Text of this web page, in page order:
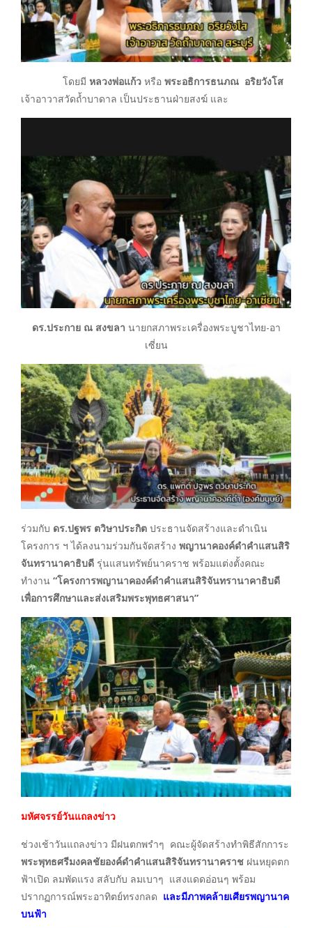
โดยมี หลวงพ่อแก้ว หรือ พระอธิการธนภณ อริยวังโส
เจ้าอาวาสวัดถ้ำบาดาล เป็นประธานฝ่ายสงฆ์ และ
ดร.ประกาย ณ สงขลา นายกสภาพระเครื่องพระบูชาไทย-อา
เซี่ยน
ร่วมกับ ดร.ปฐพร ตวิษาประกิต ประธานจัดสร้างและดำเนิน
โครงการ ฯ ได้ลงนามร่วมกันจัดสร้าง พญานาคองค์ดำคำแสนสิริ
จันทรานาคาธิบดี รุ่นแสนทรัพย์นาคราช พร้อมแต่งตั้งคณะ
ทำงาน “โครงการพญานาคองค์ดำคำแสนสิริจันทรานาคาธิบดี
เพื่อการศึกษาและส่งเสริมพระพุทธศาสนา”
มหัศจรรย์วันแถลงข่าว
ช่วงเช้าวันแถลงข่าว มีฝนตกพรำๆ คณะผู้จัดสร้างทำพิธีสักการะ
พระพุทธศรีมงคลชัยองค์ดำคำแสนสิริจันทรานาคราช ฝนหยุดตก
ฟ้าเปิด ลมพัดแรง สลับกับ ลมเบาๆ แสงแดดอ่อนๆ พร้อม
ปรากฏการณ์พระอาทิตย์ทรงกลด และมีภาพคล้ายเศียรพญานาค
บนฟ้า